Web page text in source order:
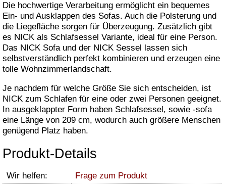
Die hochwertige Verarbeitung ermöglicht ein bequemes
Ein- und Ausklappen des Sofas. Auch die Polsterung und
die Liegefläche sorgen für Überzeugung. Zusätzlich gibt
es NICK als Schlafsessel Variante, ideal für eine Person.
Das NICK Sofa und der NICK Sessel lassen sich
selbstverständlich perfekt kombinieren und erzeugen eine
tolle Wohnzimmerlandschaft.
Je nachdem für welche Größe Sie sich entscheiden, ist
NICK zum Schlafen für eine oder zwei Personen geeignet.
In ausgeklappter Form haben Schlafsessel, sowie -sofa
eine Länge von 209 cm, wodurch auch größere Menschen
genügend Platz haben.
Produkt-Details
Wir helfen:
Frage zum Produkt